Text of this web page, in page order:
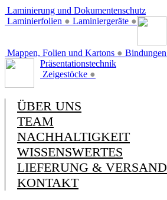
Laminierung und Dokumentenschutz
Laminierfolien ● Laminiergeräte ●
Mappen, Folien und Kartons ● Bindungen
Präsentationstechnik
Zeigestöcke ●
ÜBER UNS
TEAM
NACHHALTIGKEIT
WISSENSWERTES
LIEFERUNG & VERSAND
KONTAKT